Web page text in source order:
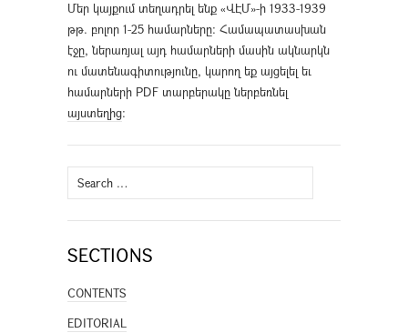
Մեր կայքում տեղադրել ենք «ՎԷՄ»-ի 1933-1939
թթ. բոլոր 1-25 համարները։ Համապատասխան
էջը, ներառյալ այդ համարների մասին ակնարկն
ու մատենագիտությունը, կարող եք այցելել եւ
համարների PDF տարբերակը ներբեռնել
այստեղից։
Search
for:
SECTIONS
CONTENTS
EDITORIAL